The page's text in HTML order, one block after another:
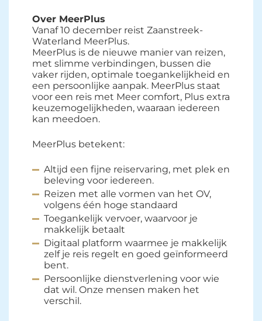
Over MeerPlus
Vanaf 10 december reist Zaanstreek-
Waterland MeerPlus.
MeerPlus is de nieuwe manier van reizen,
met slimme verbindingen, bussen die
vaker rijden, optimale toegankelijkheid en
een persoonlijke aanpak. MeerPlus staat
voor een reis met Meer comfort, Plus extra
keuzemogelijkheden, waaraan iedereen
kan meedoen.
MeerPlus betekent:
Altijd een fijne reiservaring, met plek en
beleving voor iedereen.
Reizen met alle vormen van het OV,
volgens één hoge standaard
Toegankelijk vervoer, waarvoor je
makkelijk betaalt
Digitaal platform waarmee je makkelijk
zelf je reis regelt en goed geïnformeerd
bent.
Persoonlijke dienstverlening voor wie
dat wil. Onze mensen maken het
verschil.